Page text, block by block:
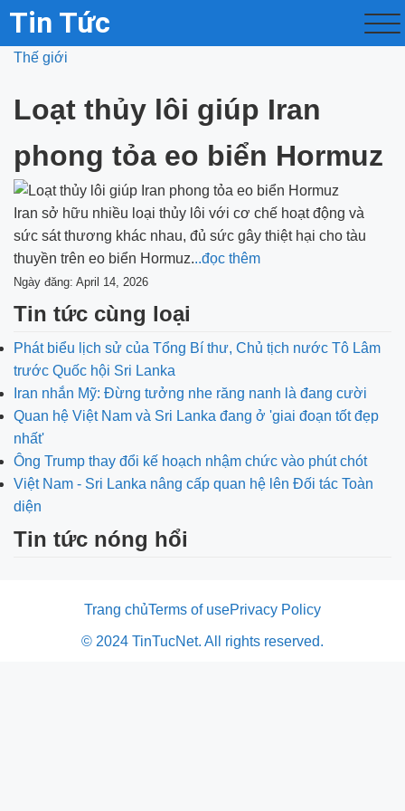
Tin Tức
Thế giới
Loạt thủy lôi giúp Iran
phong tỏa eo biển Hormuz
Iran sở hữu nhiều loại thủy lôi với cơ chế hoạt động và
sức sát thương khác nhau, đủ sức gây thiệt hại cho tàu
thuyền trên eo biển Hormuz...đọc thêm
Ngày đăng: April 14, 2026
Tin tức cùng loại
Phát biểu lịch sử của Tổng Bí thư, Chủ tịch nước Tô Lâm
trước Quốc hội Sri Lanka
Iran nhắn Mỹ: Đừng tưởng nhe răng nanh là đang cười
Quan hệ Việt Nam và Sri Lanka đang ở 'giai đoạn tốt đẹp
nhất'
Ông Trump thay đổi kế hoạch nhậm chức vào phút chót
Việt Nam - Sri Lanka nâng cấp quan hệ lên Đối tác Toàn
diện
Tin tức nóng hổi
Trang chủTerms of usePrivacy Policy
© 2024 TinTucNet. All rights reserved.